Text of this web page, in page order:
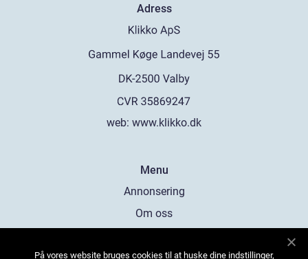
Adress
web: www.klikko.dk
Menu
Annonsering
Om oss
På vores website bruges cookies til at huske dine indstillinger,